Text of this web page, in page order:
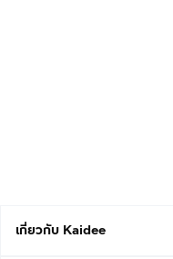
เกี่ยวกับ Kaidee